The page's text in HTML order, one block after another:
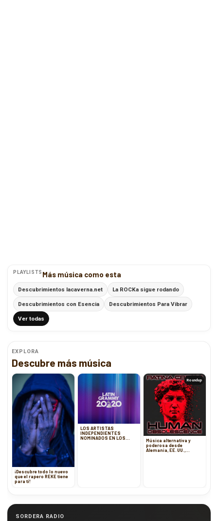
PLAYLISTS Más música como esta
Descubrimientos lacaverna.net La ROCKa sigue rodando
Descubrimientos con Esencia Descubrimientos Para Vibrar
Ver todas
EXPLORA
Descubre más música
¡Descubre todo lo nuevo
que el rapero REKE tiene
para ti!
LOS ARTISTAS
INDEPENDIENTES
NOMINADOS EN LOS
Roundup
Música alternativa y
poderosa desde
Alemania, EE. UU.,
SORDERA RADIO